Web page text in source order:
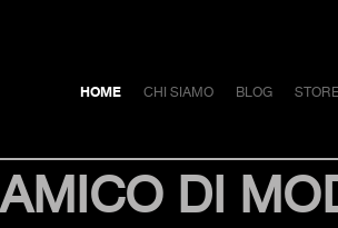
HOME CHI SIAMO BLOG STORE
DI